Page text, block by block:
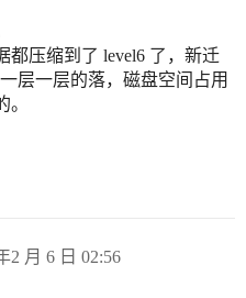
都压缩到了 level6 了，新迁
层一层的落，磁盘空间占用
2 月 6 日 02:56